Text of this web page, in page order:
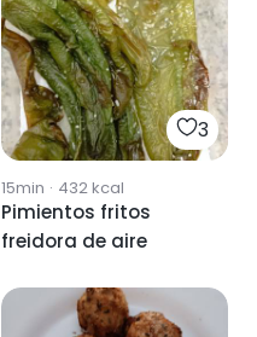
3
15min · 432kcal
Pimientos fritos
freidora de aire